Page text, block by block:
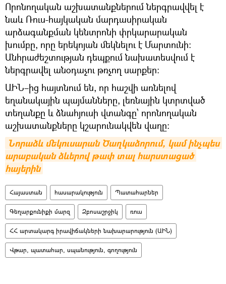
Որոնողական աշխատանքներում ներգրավվել է
նաև Ռուս-հայկական մարդասիրական
արձագանքման կենտրոնի փրկարարական
խումբը, որը երեկոյան մեկնելու է Մարտունի:
Անհրաժեշտության դեպքում նախատեսվում է
ներգրավել անօդաչու թռչող սարքեր:
ԱԻՆ–ից հայտնում են, որ հաշվի առնելով
եղանակային պայմանները, լեռնային կտրտված
տեղանքը և ձնահյուսի վտանգը՝ որոնողական
աշխատանքները կշարունակվեն վաղը:
Նորաձև մեկուսարան Ծաղկաձորում, կամ ինչպես
արաբական ձևերով թափ տալ հարստացած
հայերին
Հայաստան հասարակություն Պատահարներ
Գեղարքունիքի մարզ Զբոսաշրջիկ ռուս
ՀՀ արտակարգ իրավիճակների նախարարություն (ԱԻՆ)
Վթար, պատահար, սպանություն, գողություն